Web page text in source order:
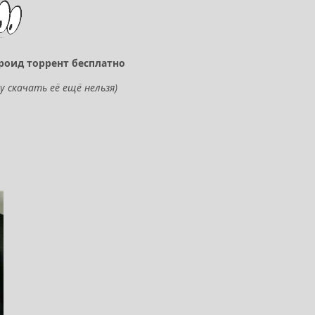
торрент бесплатно
её ещё нельзя)